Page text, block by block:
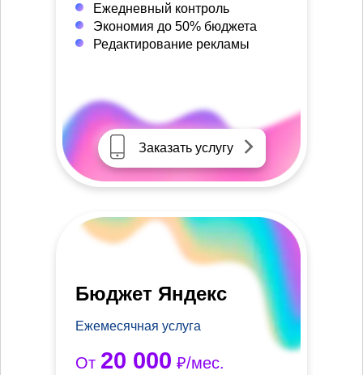
Ежедневный контроль
Экономия до 50% бюджета
Редактирование рекламы
Заказать услугу
Бюджет Яндекс
Ежемесячная услуга
От 20 000 ₽/мес.